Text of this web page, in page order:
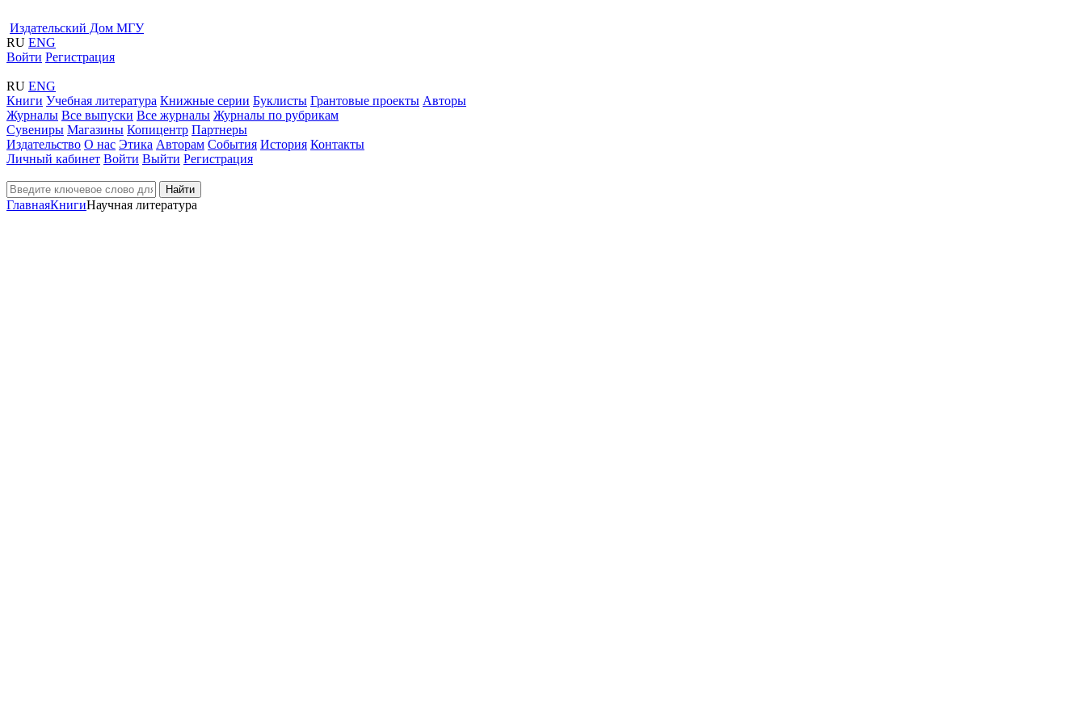
Издательский Дом МГУ
RU ENG
Войти Регистрация
RU ENG
Книги Учебная литература Книжные серии Буклисты Грантовые проекты Авторы
Журналы Все выпуски Все журналы Журналы по рубрикам
Сувениры Магазины Копицентр Партнеры
Издательство О нас Этика Авторам События История Контакты
Личный кабинет Войти Выйти Регистрация
Найти
ГлавнаяКнигиНаучная литература